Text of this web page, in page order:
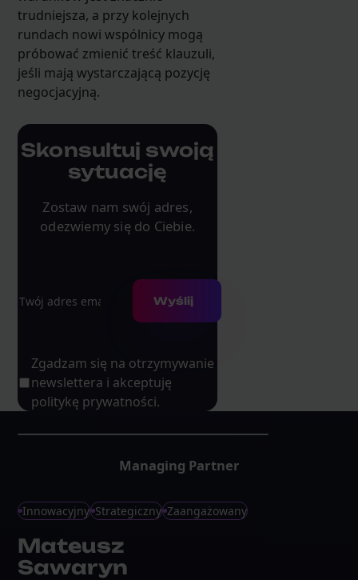
trudniejsza, a przy kolejnych
rundach nowi wspólnicy mogą
próbować zmienić treść klauzuli,
jeśli mają wystarczającą pozycję
negocjacyjną.
Skonsultuj swoją
sytuację
Zostaw nam swój adres,
odezwiemy się do Ciebie.
Wyślij
Zgadzam się na otrzymywanie
newslettera i akceptuję
politykę prywatności.
Managing Partner
Innowacyjny Strategiczny Zaangażowany
Mateusz
Sawaryn